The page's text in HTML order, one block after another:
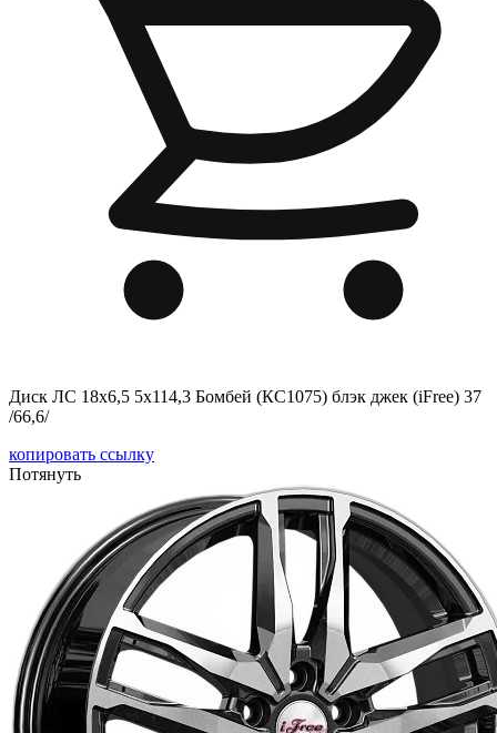
Диск ЛС 18x6,5 5x114,3 Бомбей (КС1075) блэк джек (iFree) 37
/66,6/
копировать ссылку
Потянуть